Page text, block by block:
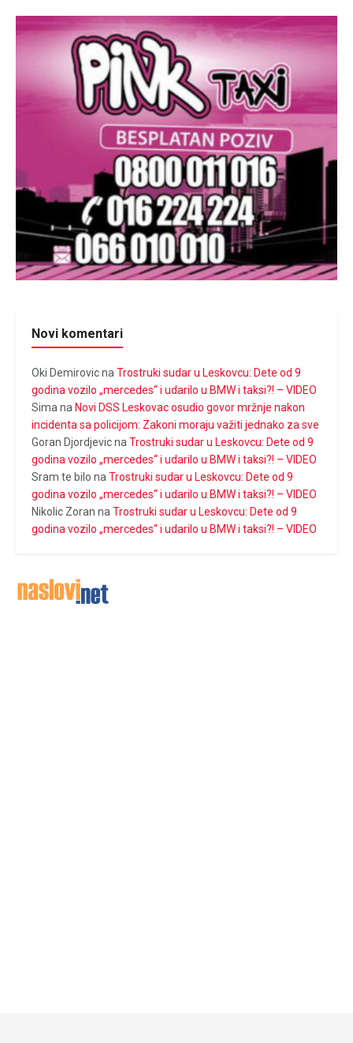
Novi komentari
Oki Demirovicna Trostruki sudar u Leskovcu: Dete od 9
godina vozilo „mercedes“ i udarilo u BMW i taksi?! – VIDEO
Sima na Novi DSS Leskovac osudio govor mržnje nakon
incidenta sa policijom: Zakoni moraju važiti jednako za sve
Goran Djordjevicna Trostruki sudar u Leskovcu: Dete od 9
godina vozilo „mercedes“ i udarilo u BMW i taksi?! – VIDEO
Sram te bilo na Trostruki sudar u Leskovcu: Dete od 9
godina vozilo „mercedes“ i udarilo u BMW i taksi?! – VIDEO
Nikolic Zoran na Trostruki sudar u Leskovcu: Dete od 9
godina vozilo „mercedes“ i udarilo u BMW i taksi?! – VIDEO